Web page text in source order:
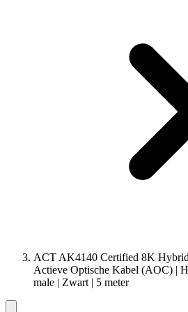
ACT AK4140 Certified 8K
Actieve Optische Kabel (AOC) |
male | Zwart | 5 meter